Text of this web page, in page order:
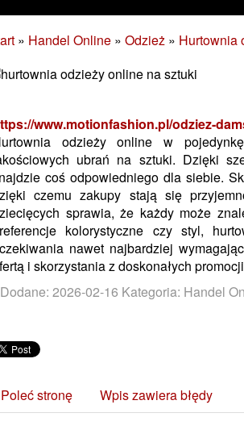
» Handel Online » Odzież » Hurtownia
www.motionfashion.pl/odziez-
odzieży online w
ubrań na sztuki. Dzięki
coś odpowiedniego dla siebie.
czemu zakupy stają się
sprawia, że każdy może
kolorystyczne czy styl,
nawet najbardziej
i skorzystania z doskonałych
Dodane: 2026-02-16 Kategoria: Handel
Poleć stronę Wpis zawiera błędy